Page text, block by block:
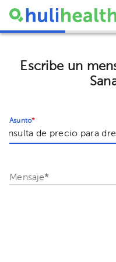
Escribe un
Asunto*
Mensaje*